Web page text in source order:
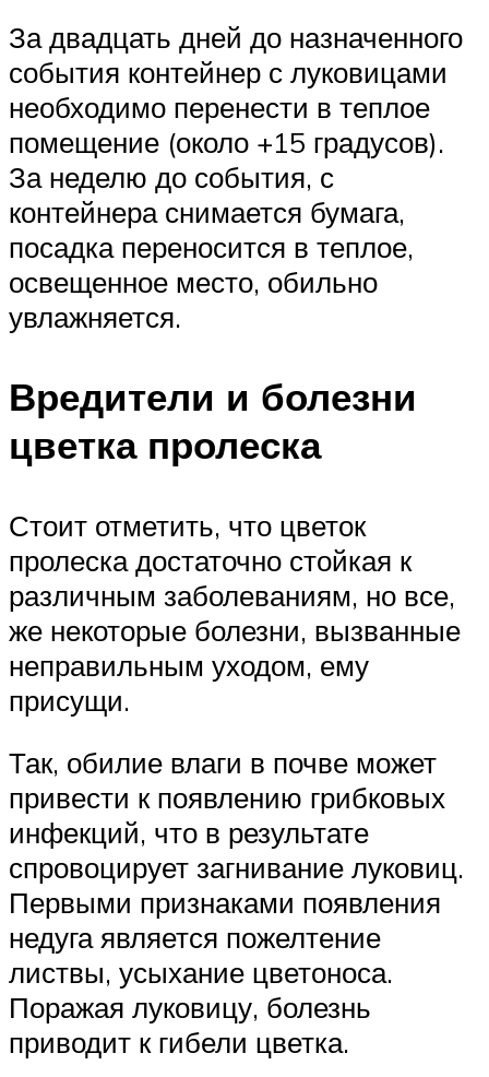
За двадцать дней до назначенного
события контейнер с луковицами
необходимо перенести в теплое
помещение (около +15 градусов).
За неделю до события, с
контейнера снимается бумага,
посадка переносится в теплое,
освещенное место, обильно
увлажняется.
Вредители и болезни
цветка пролеска
Стоит отметить, что цветок
пролеска достаточно стойкая к
различным заболеваниям, но все,
же некоторые болезни, вызванные
неправильным уходом, ему
присущи.
Так, обилие влаги в почве может
привести к появлению грибковых
инфекций, что в результате
спровоцирует загнивание луковиц.
Первыми признаками появления
недуга является пожелтение
листвы, усыхание цветоноса.
Поражая луковицу, болезнь
приводит к гибели цветка.